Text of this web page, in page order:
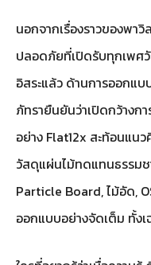
นอกจากเรื่องราวของพา
ปลอดภัยที่เปิดรับทุกเพศ
อิสระแล้ว ด้านการออกแ
ภัทรายืนยันว่าเปิดกว้างก
อย่าง Flat12x สะท้อนแน
วัสดุแผ่นไม้ทดแทนธรรม
Particle Board, ไม้อัด,
ออกแบบอย่างจัดเต็ม ทั้ง